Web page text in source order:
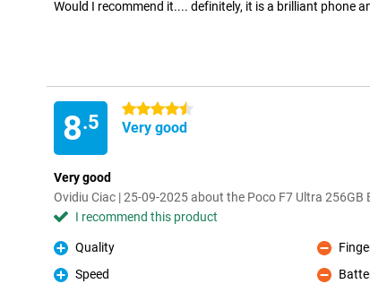
Would I recommend it.... definitely, it is a brilliant phone
8.5
4.5 stars
Very good
Very good
Ovidiu Ciac | 25-09-2025 about the Poco F7 Ultra 256GB
I recommend this product
Pro
Quality
Pro
Speed
Con
Con